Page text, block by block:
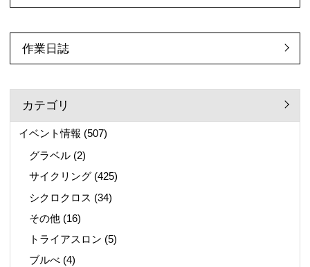
作業日誌
カテゴリ
イベント情報 (507)
グラベル (2)
サイクリング (425)
シクロクロス (34)
その他 (16)
トライアスロン (5)
ブルべ (4)